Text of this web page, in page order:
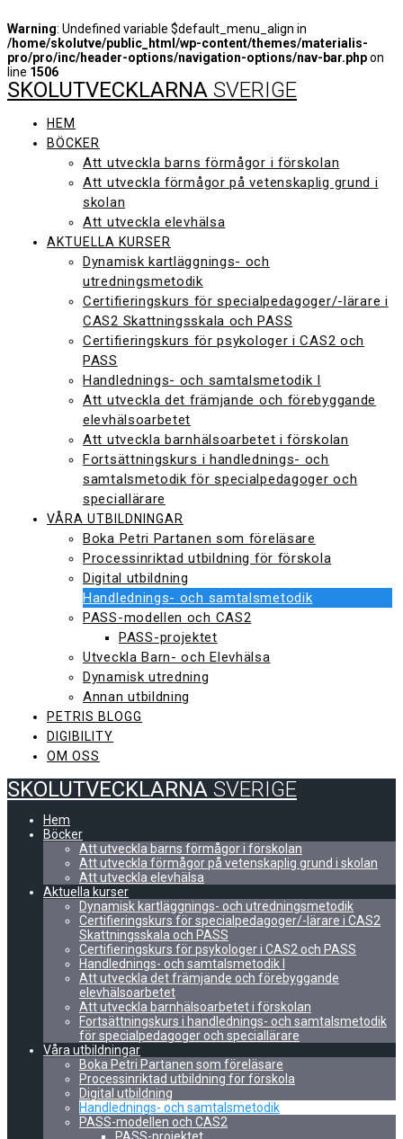
Warning: Undefined variable $default_menu_align in
/home/skolutve/public_html/wp-content/themes/materialis-
pro/pro/inc/header-options/navigation-options/nav-bar.phpon
line 1506
Hoppa
till
SKOLUTVECKLARNA SVERIGE
HEM
BÖCKER
Att utveckla barns förmågor i förskolan
Att utveckla förmågor på vetenskaplig grund i
skolan
Att utveckla elevhälsa
AKTUELLA KURSER
Dynamisk kartläggnings- och
utredningsmetodik
Certifieringskurs för specialpedagoger/-lärare i
CAS2 Skattningsskala och PASS
Certifieringskurs för psykologer i CAS2 och
PASS
Handlednings- och samtalsmetodik I
Att utveckla det främjande och förebyggande
elevhälsoarbetet
Att utveckla barnhälsoarbetet i förskolan
Fortsättningskurs i handlednings- och
samtalsmetodik för specialpedagoger och
speciallärare
VÅRA UTBILDNINGAR
Boka Petri Partanen som föreläsare
Processinriktad utbildning för förskola
Digital utbildning
Handlednings- och samtalsmetodik
PASS-modellen och CAS2
PASS-projektet
Utveckla Barn- och Elevhälsa
Dynamisk utredning
Annan utbildning
PETRIS BLOGG
DIGIBILITY
OM OSS
SKOLUTVECKLARNA SVERIGE
Hem
Böcker
Att utveckla barns förmågor i förskolan
Att utveckla förmågor på vetenskaplig grund i skolan
Att utveckla elevhälsa
Aktuella kurser
Dynamisk kartläggnings- och utredningsmetodik
Certifieringskurs för specialpedagoger/-lärare i CAS2
Skattningsskala och PASS
Certifieringskurs för psykologer i CAS2 och PASS
Handlednings- och samtalsmetodik I
Att utveckla det främjande och förebyggande
elevhälsoarbetet
Att utveckla barnhälsoarbetet i förskolan
Fortsättningskurs i handlednings- och samtalsmetodik
för specialpedagoger och speciallärare
Våra utbildningar
Boka Petri Partanen som föreläsare
Processinriktad utbildning för förskola
Digital utbildning
Handlednings- och samtalsmetodik
PASS-modellen och CAS2